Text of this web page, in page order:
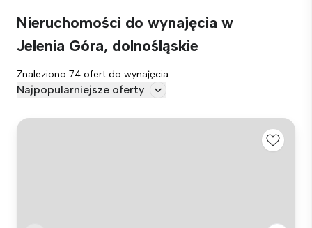
Nieruchomości do wynajęcia w
Jelenia Góra, dolnośląskie
Znaleziono 74 ofert do wynajęcia
Najpopularniejsze oferty